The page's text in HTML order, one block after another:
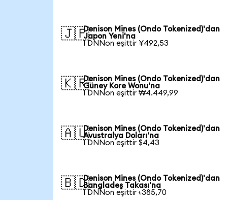
🇯🇵Denison Mines (Ondo Tokenized)'dan
Japon Yeni'na
1 DNNon eşittir ¥492,53
🇰🇷Denison Mines (Ondo Tokenized)'dan
Güney Kore Wonu'na
1 DNNon eşittir ₩4.449,99
🇦🇺Denison Mines (Ondo Tokenized)'dan
Avustralya Doları'na
1 DNNon eşittir $4,43
🇧🇩Denison Mines (Ondo Tokenized)'dan
Bangladeş Takası'na
1 DNNon eşittir ৳385,70